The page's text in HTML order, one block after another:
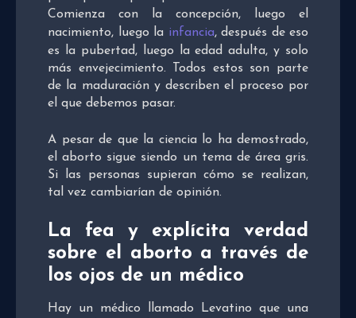
Comienza con la concepción, luego el
nacimiento, luego la infancia, después de eso
es la pubertad, luego la edad adulta, y solo
más envejecimiento. Todos estos son parte
de la maduración y describen el proceso por
el que debemos pasar.
A pesar de que la ciencia lo ha demostrado,
el aborto sigue siendo un tema de área gris.
Si las personas supieran cómo se realizan,
tal vez cambiarían de opinión.
La fea y explícita verdad
sobre el aborto a través de
los ojos de un médico
Hay un médico llamado Levatino que una